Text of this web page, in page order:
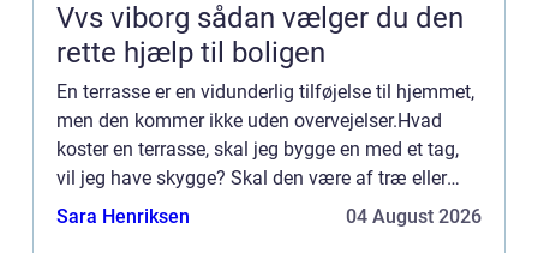
Vvs viborg sådan vælger du den
rette hjælp til boligen
En terrasse er en vidunderlig tilføjelse til hjemmet,
men den kommer ikke uden overvejelser.Hvad
koster en terrasse, skal jeg bygge en med et tag,
vil jeg have skygge? Skal den være af træ eller
sten? Skal jeg bygge den selv, eller få nogle til at
Sara Henriksen 04 August 2026